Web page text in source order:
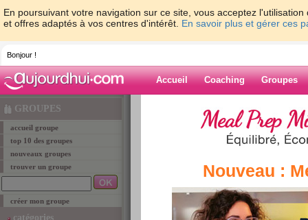
En poursuivant votre navigation sur ce site, vous acceptez
et offres adaptés à vos centres d'intérêt. En savoir plus et gérer ces
Bonjour !
Accueil Coaching Groupes
GROUPES
accueil groupe
top 10 des groupes
nouveaux groupes
trouver un groupe
créer mon groupe
catégories
Les groupes
Ces groupes rassemblent toutes les
Nouveau :